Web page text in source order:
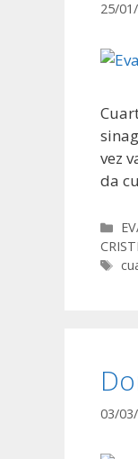
25/
vez
da
03/